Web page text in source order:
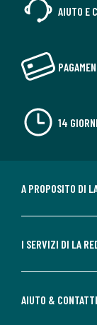
AIUTO E
14
A PROPOSITO DI
I SERVIZI DI LA
AIUTO & CONTATTI